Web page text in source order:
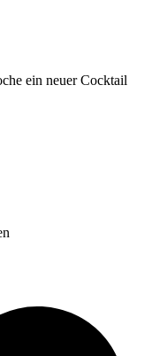
ein neuer Cocktail